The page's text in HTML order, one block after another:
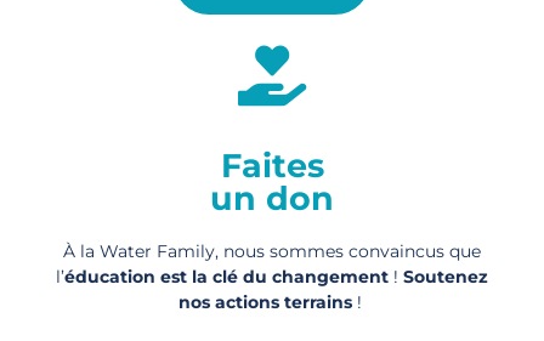
Faites
un don
À la Water Family, nous sommes convaincus que
l’éducation est la clé du changement ! Soutenez
nos actions terrains!